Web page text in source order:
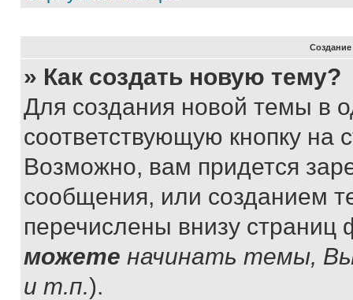
» Как создать новую тему?
Для создания новой темы в
соответствующую кнопку
Возможно, вам придется
сообщения, или созданием
перечислены внизу
можете начинать темы,
и т.п.).